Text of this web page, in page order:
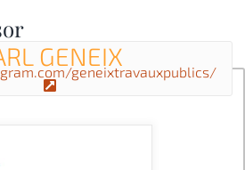
GENEIX
geneixtravauxpublics/